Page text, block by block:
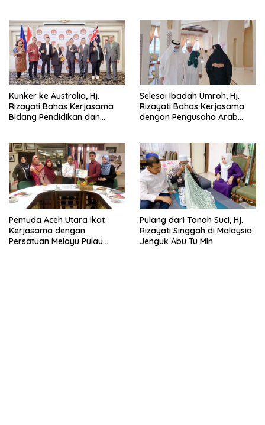
Kunker ke Australia, Hj.
Rizayati Bahas Kerjasama
Bidang Pendidikan dan
Selesai Ibadah Umroh, Hj.
Rizayati Bahas Kerjasama
dengan Pengusaha Arab
Pemuda Aceh Utara Ikat
Kerjasama dengan
Persatuan Melayu Pulau
Pulang dari Tanah Suci, Hj.
Rizayati Singgah di Malaysia
Jenguk Abu Tu Min